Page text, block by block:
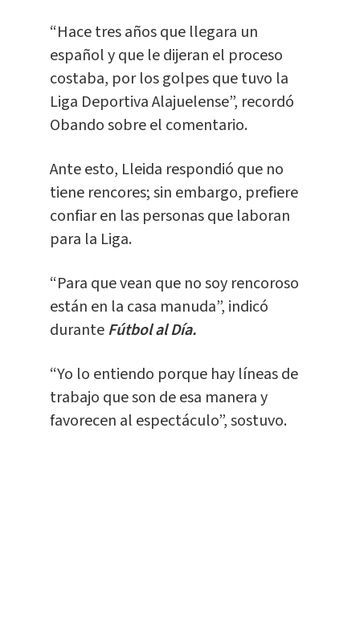
“Hace tres años que llegara un
español y que le dijeran el proceso
costaba, por los golpes que tuvo la
Liga Deportiva Alajuelense”, recordó
Obando sobre el comentario.
Ante esto, Lleida respondió que no
tiene rencores; sin embargo, prefiere
confiar en las personas que laboran
para la Liga.
“Para que vean que no soy rencoroso
están en la casa manuda”, indicó
duranteFútbol al Día.
“Yo lo entiendo porque hay líneas de
trabajo que son de esa manera y
favorecen al espectáculo”, sostuvo.